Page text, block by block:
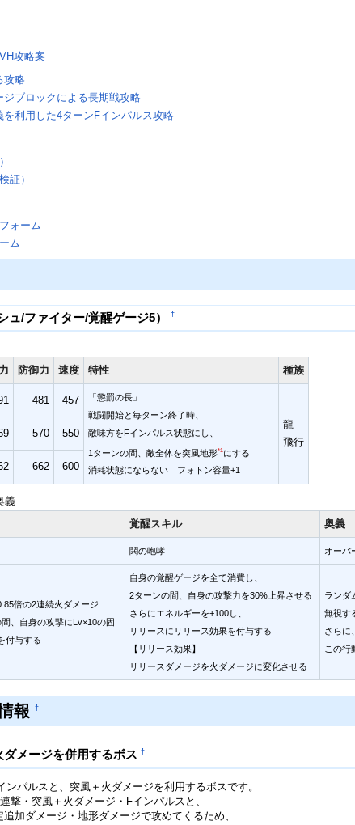
攻略案
攻略
ジブロックによる長期戦攻略
を利用した4ターンFインパルス攻略
証）
ォーム
ム
ュ/ファイター/覚醒ゲージ5） †
防御力 速度 特性 種族
481 457
「懲罰の長」
戦闘開始と毎ターン終了時、
敵味方をFインパルス状態にし、
1ターンの間、敵全体を突風地形*1 にする
消耗状態にならない フォトン容量+1
龍
飛行
570 550
662 600
義
覚醒スキル 奥義
鬨の咆哮 オーバ
倍の2連続火ダメージ
、自身の攻撃にLv×10の固
付与する
自身の覚醒ゲージを全て消費し、
2ターンの間、自身の攻撃力を30%上昇させる
さらにエネルギーを+100し、
リリースにリリース効果を付与する
【リリース効果】
リリースダメージを火ダメージに変化させる
ランダ
無視す
さらに
この行
報†
メージを併用するボス †
ンパルスと、突風＋火ダメージを利用するボスです。
撃・突風＋火ダメージ・Fインパルスと、
加ダメージ・地形ダメージで攻めてくるため、